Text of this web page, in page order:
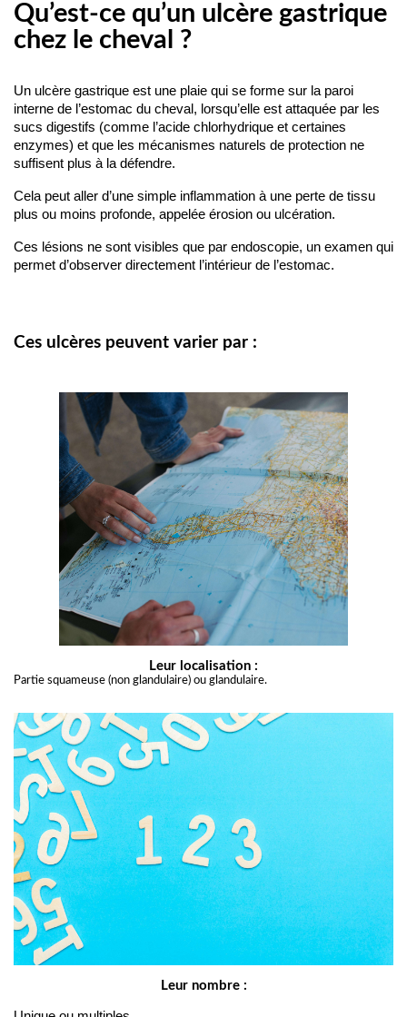
Qu’est-ce qu’un ulcère gastrique
chez le cheval ?
Un ulcère gastrique est une plaie qui se forme sur la paroi
interne de l’estomac du cheval, lorsqu’elle est attaquée par les
sucs digestifs (comme l’acide chlorhydrique et certaines
enzymes) et que les mécanismes naturels de protection ne
suffisent plus à la défendre.
Cela peut aller d’une simple inflammation à une perte de tissu
plus ou moins profonde, appelée érosion ou ulcération.
Ces lésions ne sont visibles que par endoscopie, un examen qui
permet d’observer directement l’intérieur de l’estomac.
Ces ulcères peuvent varier par :
Leur localisation :
Partie squameuse (non glandulaire) ou glandulaire.
Leur nombre :